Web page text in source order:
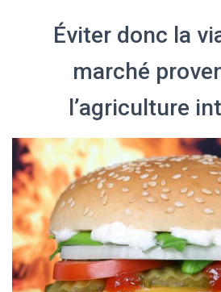
Éviter donc la
marché
l’agriculture